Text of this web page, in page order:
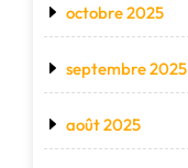
octobre 2025
septembre 2025
août 2025